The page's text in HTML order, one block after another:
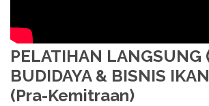
PELATIHAN LANGSUNG
BUDIDAYA & BISNIS
(Pra-Kemitraan)